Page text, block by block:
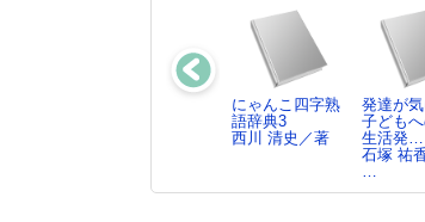
にゃんこ四字熟
語辞典3
西川 清史／著
発達が
子ども
生活発…
石塚 祐
…